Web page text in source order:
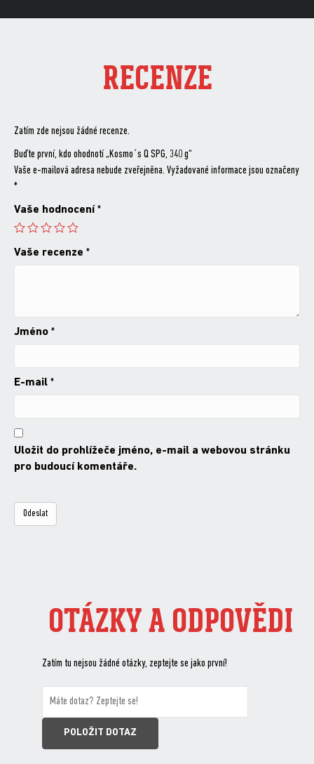
RECENZE
Zatím zde nejsou žádné recenze.
Buďte první, kdo ohodnotí „Kosmo´s Q SPG, 340 g“
Vaše e-mailová adresa nebude zveřejněna. Vyžadované informace jsou označeny
*
Vaše hodnocení *
Vaše recenze *
Jméno *
E-mail *
Uložit do prohlížeče jméno, e-mail a webovou stránku
pro budoucí komentáře.
OTÁZKY A ODPOVĚDI
Zatím tu nejsou žádné otázky, zeptejte se jako první!